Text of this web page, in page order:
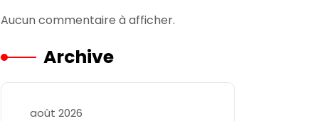
Aucun commentaire à afficher.
Archive
août 2026